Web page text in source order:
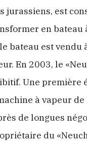
jurassiens, est
en
bateau est
En 2003, le
Une première
à vapeur
de longues
du